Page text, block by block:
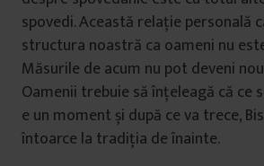
spovedi. Această relație personală
structura noastră ca oameni nu
Măsurile de acum nu pot deveni
Oamenii trebuie să înțeleagă că ce
e un moment și după ce va trece,
întoarce la tradiția de înainte.